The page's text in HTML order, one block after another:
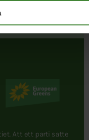
Att ett parti satte